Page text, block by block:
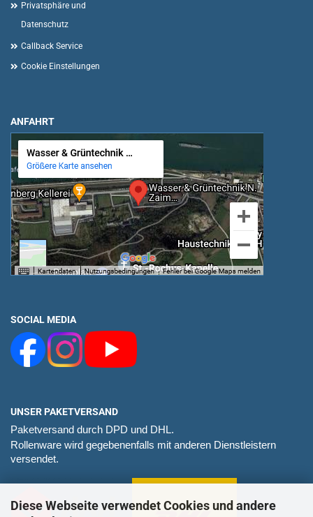
Diese Webseite verwendet Cookies und andere
Privatsphäre und
Datenschutz
Callback Service
Cookie Einstellungen
ANFAHRT
SOCIAL MEDIA
UNSER PAKETVERSAND
Paketversand durch DPD und DHL.
Rollenware wird gegebenenfalls mit anderen Dienstleistern
versendet.